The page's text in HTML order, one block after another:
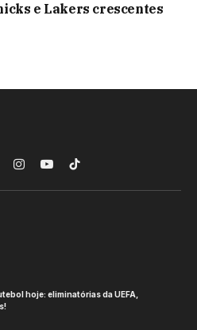
e Lakers crescentes
InstagramYouTubeTikTok
hoje: eliminatórias da UEFA,